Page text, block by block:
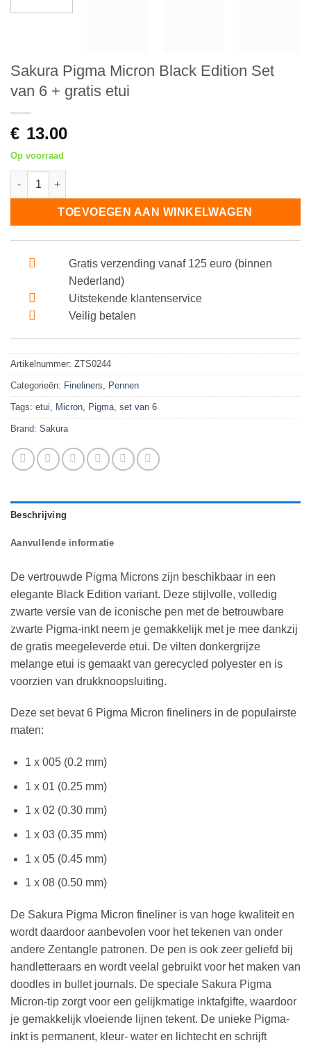
Sakura Pigma Micron Black Edition Set
van 6 + gratis etui
€ 13.00
Op voorraad
Sakura Pigma Micron Black Edition Set van 6 + gratis etui
TOEVOEGEN AAN WINKELWAGEN
Gratis verzending vanaf 125 euro (binnen
Nederland)
Uitstekende klantenservice
Veilig betalen
Artikelnummer: ZTS0244
Categorieën: Fineliners Pennen
Tags: etui Micron Pigma set van 6
Brand: Sakura
Beschrijving
Aanvullende informatie
De vertrouwde Pigma Microns zijn beschikbaar in een
elegante Black Edition variant. Deze stijlvolle, volledig
zwarte versie van de iconische pen met de betrouwbare
zwarte Pigma-inkt neem je gemakkelijk met je mee dankzij
de gratis meegeleverde etui. De vilten donkergrijze
melange etui is gemaakt van gerecycled polyester en is
voorzien van drukknoopsluiting.
Deze set bevat 6 Pigma Micron fineliners in de populairste
maten:
1 x 005 (0.2 mm)
1 x 01 (0.25 mm)
1 x 02 (0.30 mm)
1 x 03 (0.35 mm)
1 x 05 (0.45 mm)
1 x 08 (0.50 mm)
De Sakura Pigma Micron fineliner is van hoge kwaliteit en
wordt daardoor aanbevolen voor het tekenen van onder
andere Zentangle patronen. De pen is ook zeer geliefd bij
handletteraars en wordt veelal gebruikt voor het maken van
doodles in bullet journals. De speciale Sakura Pigma
Micron-tip zorgt voor een gelijkmatige inktafgifte, waardoor
je gemakkelijk vloeiende lijnen tekent. De unieke Pigma-
inkt is permanent, kleur- water en lichtecht en schrijft